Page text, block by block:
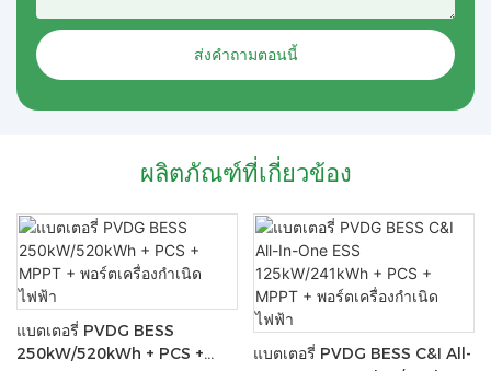
ส่งคำถามตอนนี้
ผลิตภัณฑ์ที่เกี่ยวข้อง
แบตเตอรี่ PVDG BESS
250kW/520kWh + PCS +
แบตเตอรี่ PVDG BESS C&I All-